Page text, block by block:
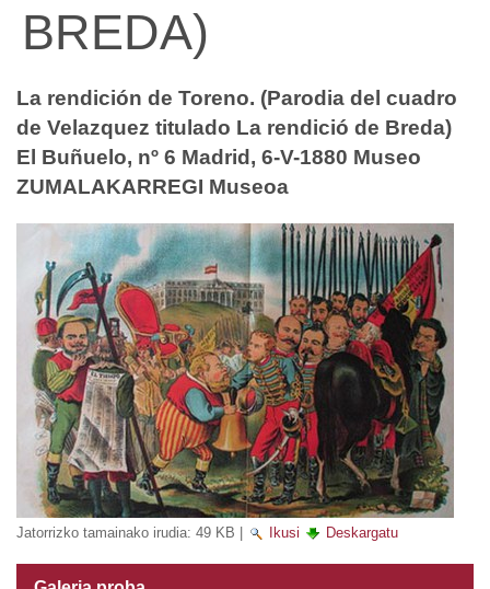
BREDA)
La rendición de Toreno. (Parodia del cuadro
de Velazquez titulado La rendició de Breda)
El Buñuelo, nº 6 Madrid, 6-V-1880 Museo
ZUMALAKARREGI Museoa
Jatorrizko tamainako irudia: 49 KB | Ikusi Deskargatu